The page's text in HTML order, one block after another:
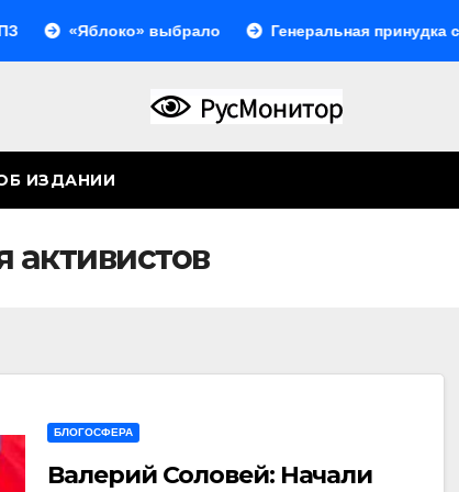
выбрало Генеральная принудка с изоляцией
ИЗДАНИИ
активистов
БЛОГОСФЕРА
Валерий Соловей: Начали